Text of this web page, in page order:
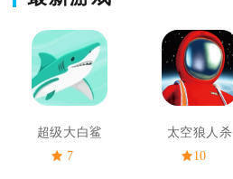
超级大白鲨
7
太空狼人杀
10